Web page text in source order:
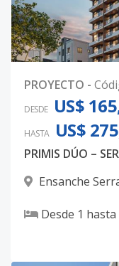
PROYECTO -
DESDE US$
HASTA US$
Ensanche
Desde 1 hasta